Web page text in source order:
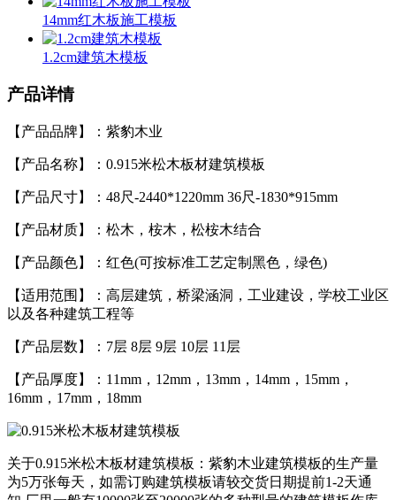
14mm红木板施工模板
1.2cm建筑木模板
产品详情
【产品品牌】：紫豹木业
【产品名称】：0.915米松木板材建筑模板
【产品尺寸】：48尺-2440*1220mm 36尺-1830*915mm
【产品材质】：松木，桉木，松桉木结合
【产品颜色】：红色(可按标准工艺定制黑色，绿色)
【适用范围】：高层建筑，桥梁涵洞，工业建设，学校工业区
以及各种建筑工程等
【产品层数】：7层 8层 9层 10层 11层
【产品厚度】：11mm，12mm，13mm，14mm，15mm，
16mm，17mm，18mm
关于0.915米松木板材建筑模板：紫豹木业建筑模板的生产量
为5万张每天，如需订购建筑模板请较交货日期提前1-2天通